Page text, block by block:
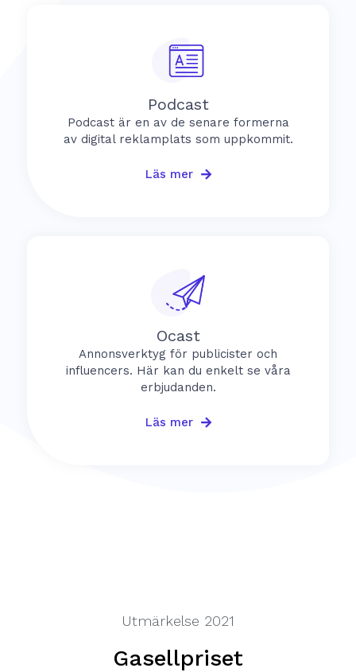
Podcast
Podcast är en av de senare formerna
av digital reklamplats som uppkommit.
Läs mer
Ocast
Annonsverktyg för publicister och
influencers. Här kan du enkelt se våra
erbjudanden.
Läs mer
Utmärkelse 2021
Gasellpriset